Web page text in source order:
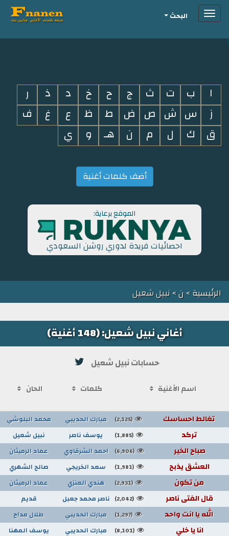
i
Toggleالبحث
ا ب ت ث ج ح خ د ذ
ر
ز
س ش ص ض ط ظ ع غ
ف
ق
ك ل م ن هـ و ي
أضف كلمات أغنية
الموقع برعاية:
احصائيات فريدة لدوري روشن السعودي
الرئيسية> ن> نبيل شعيل
أغاني نبيل شعيل: (148 أغنية)
حسابات نبيل شعيل
اسم الأغنية كلمات الحان
تغالط احساسك (2,125) مبارك الحديبي محمد البلوشي
تركد (1,885) يوسف ناصر نبيل شعيل
صباح الخير (6,906) احمد الشرقاوي عماد الرميثان
العشق يذبح (1,981) سعد الخريجي صالح الشهري
من تكون (2,931) هندي العنزي عماد الرميثان
قال الفتى ناصر (2,042) ناصر محمد جعبل قديم
الله يا انت واحد (1,297) مبارك الحديبي طلال مداح
انا يا خلي (8,101) مبارك الحديبي يوسف المهنا